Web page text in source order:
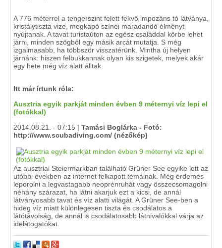
A 776 méterrel a tengerszint felett fekvő impozáns tó látványa,
kristálytiszta vize, megkapó színei maradandó élményt
nyújtanak. A tavat turistaúton az egész családdal körbe lehet
járni, minden szögből egy másik arcát mutatja. S még
izgalmasabb, ha többször visszatérünk. Mintha új helyen
járnánk: hiszen felbukkannak olyan kis szigetek, melyek akár
egy hete még víz alatt álltak.
Itt már írtunk róla:
Ausztria egyik parkját minden évben 9 méternyi víz lepi el
(fotókkal)
2014.08.21. - 07:15 | Tamási Boglárka - Fotó:
http://www.scubadiving.com/ (nézőkép)
Az ausztriai Steiermarkban található Grüner See egyike lett az
utóbbi években az internet felkapott témáinak. Még érdemes
leporolni a legvastagabb neoprénruhát vagy összecsomagolni
néhány szárazat, ha látni akarjuk ezt a kicsi, de annál
látványosabb tavat és víz alatti világát. A Grüner See-ben a
hideg víz miatt különlegesen tiszta és csodálatos a
látótávolság, de annál is csodálatosabb látnivalókkal várja az
idelátogatókat.